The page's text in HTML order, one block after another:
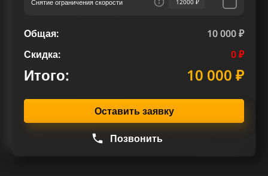
Снятие ограничения скорости 12000 ₽
Общая:
10 000 ₽
Скидка:
0 ₽
Итого: 10 000 ₽
Оставить заявку
Позвонить